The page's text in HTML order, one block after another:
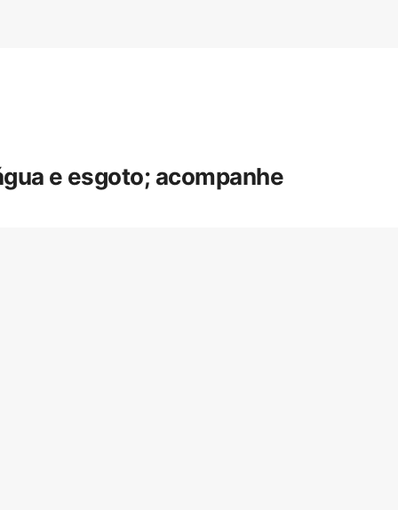
e esgoto; acompanhe